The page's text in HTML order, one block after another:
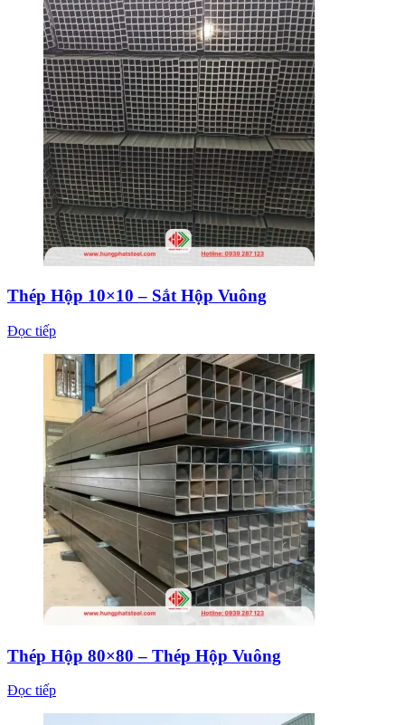
Thép Hộp 10×10 – Sắt Hộp Vuông
Đọc tiếp
Thép Hộp 80×80 – Thép Hộp Vuông
Đọc tiếp